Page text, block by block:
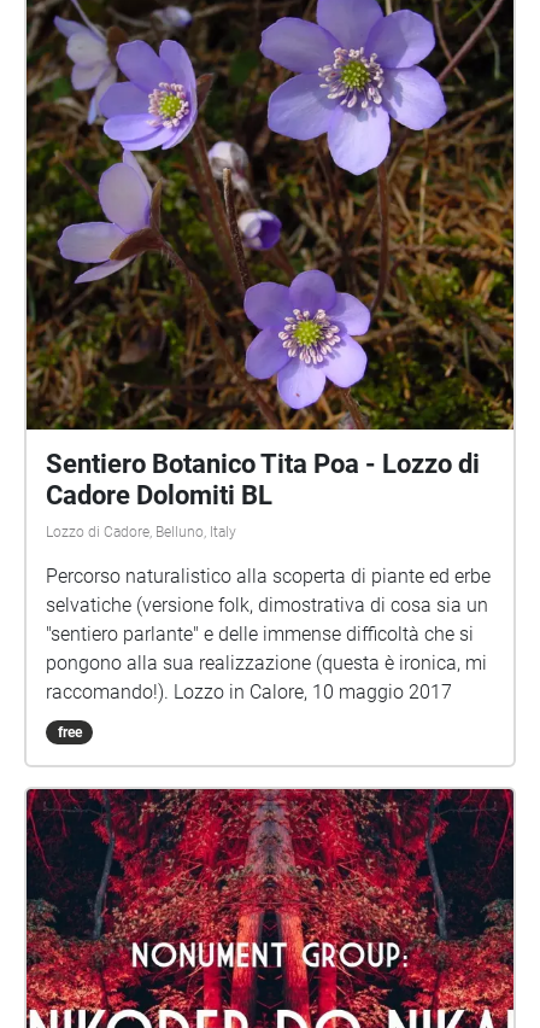
Programma Interreg VI-A Italia-Slovenia 2021-2027,
gestito dal GECT GO. Projekt financira Evropska
unija iz Sklada za male projekte GO! 2025 Programa
Interreg VI-A Italija-Slovenija 2021-2027, ki ga
upravija EZTS GO. INFO www.euro-go.eu/it/ |
www.ita-slo.eu/it
imagined responses that preserve traces of the
original environment while reshaping them through
artistic intervention. Heard in situ through
SonicMaps and Echoes, each piece occupies the
same physical space from which its source material
was gathered, creating a dialogue between the
listener's present surroundings and a reconstructed
sonic past. Together, the four works invite listeners to
consider how sound can both document and distort
place, asking what remains when a moment of
listening has passed and only its echoes endure.
Sentiero Botanico Tita Poa - Lozzo di
Cadore Dolomiti BL
Lozzo di Cadore, Belluno, Italy
Percorso naturalistico alla scoperta di piante ed erbe
selvatiche (versione folk, dimostrativa di cosa sia un
"sentiero parlante" e delle immense difficoltà che si
pongono alla sua realizzazione (questa è ironica, mi
raccomando!). Lozzo in Calore, 10 maggio 2017
free